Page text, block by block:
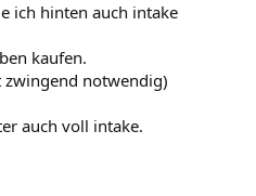
ich hinten auch intake
kaufen.
notwendig)
auch voll intake.